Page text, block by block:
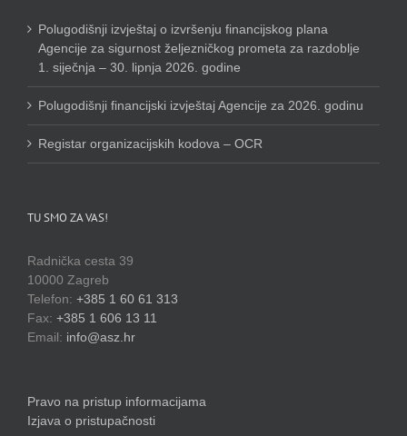
Polugodišnji izvještaj o izvršenju financijskog plana
Agencije za sigurnost željezničkog prometa za razdoblje
1. siječnja – 30. lipnja 2026. godine
Polugodišnji financijski izvještaj Agencije za 2026. godinu
Registar organizacijskih kodova – OCR
TU SMO ZA VAS!
Radnička cesta 39
10000 Zagreb
Telefon: +385 1 60 61 313
Fax: +385 1 606 13 11
Email: info@asz.hr
Pravo na pristup informacijama
Izjava o pristupačnosti